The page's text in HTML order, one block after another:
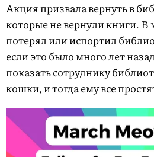
Акция призвала вернуть в
которые не вернули книги.
потерял или испортил
если это было много лет
показать сотруднику
кошки, и тогда ему все